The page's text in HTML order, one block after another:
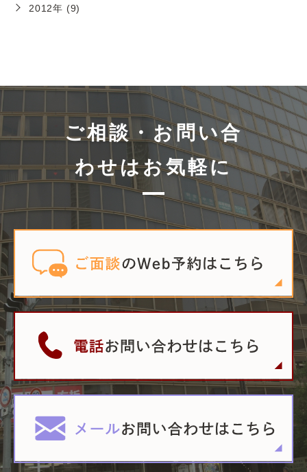
2012年 (9)
ご相談・お問い合
わせはお気軽に